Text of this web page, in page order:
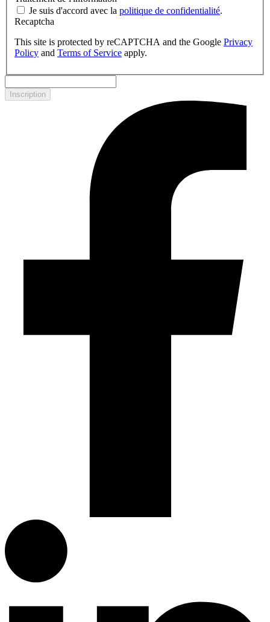
Je suis d'accord avec la politique de confidentialité.
Recaptcha
This site is protected by reCAPTCHA and the Google Privacy
Policy and Terms of Service apply.
Inscription